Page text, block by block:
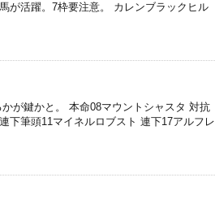
が活躍。7枠要注意。 カレンブラックヒル
が鍵かと。 本命08マウントシャスタ 対抗
下筆頭11マイネルロブスト 連下17アルフレ